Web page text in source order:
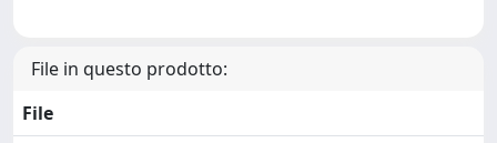
File in questo prodotto:
File